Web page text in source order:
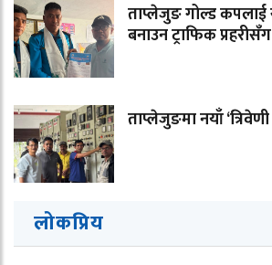
ताप्लेजुङ गोल्ड कपलाई
बनाउन ट्राफिक
ताप्लेजुङमा नयाँ
लोकप्रिय